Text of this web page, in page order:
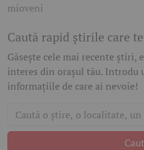
mioveni
Caută rapid știrile care
Găsește cele mai recente știri,
interes din orașul tău. Introdu
informațiile de care ai nevoie!